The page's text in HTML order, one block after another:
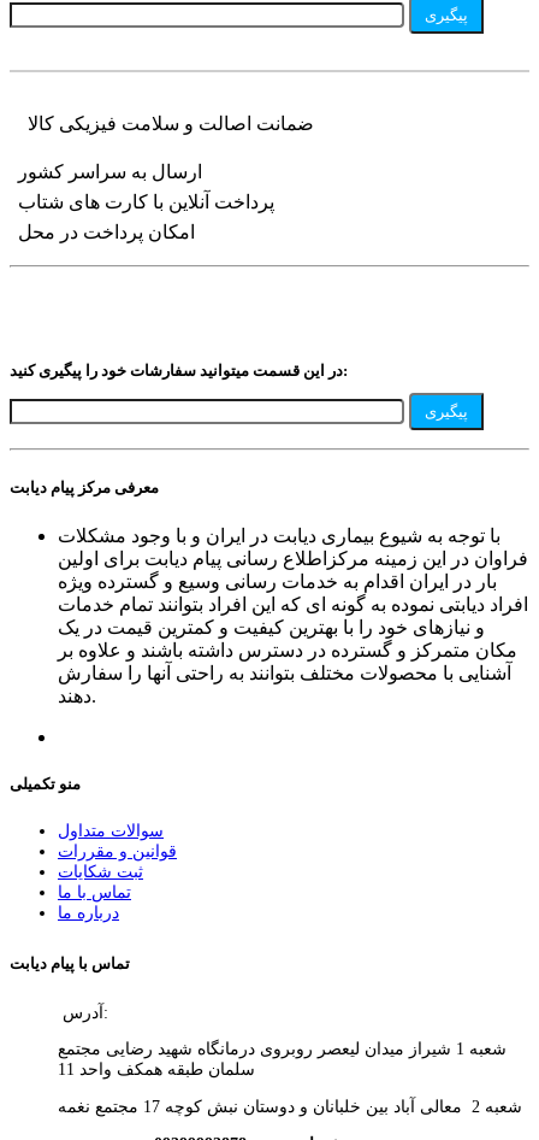
پیگیری
ضمانت اصالت و سلامت فیزیکی کالا
ارسال به سراسر کشور
پرداخت آنلاین با کارت های شتاب
امکان پرداخت در محل
در این قسمت میتوانید سفارشات خود را پیگیری کنید:
پیگیری
با توجه به شیوع بیماری دیابت در ایران و با وجود مشکلات
فراوان در این زمینه مرکزاطلاع رسانی پیام دیابت برای اولین
بار در ایران اقدام به خدمات رسانی وسیع و گسترده ویژه
افراد دیابتی نموده به گونه ای که این افراد بتوانند تمام خدمات
و نیازهای خود را با بهترین کیفیت و کمترین قیمت در یک
مکان متمرکز و گسترده در دسترس داشته باشند و علاوه بر
آشنایی با محصولات مختلف بتوانند به راحتی آنها را سفارش
دهند.
منو تکمیلی
سوالات متداول
قوانین و مقررات
ثبت شکایات
تماس با ما
درباره ما
تماس با پیام دیابت
آدرس:
شعبه 1 شیراز میدان لیعصر روبروی درمانگاه شهید رضایی مجتمع
سلمان طبقه همکف واحد 11
شعبه 2 معالی آباد بین خلبانان و دوستان نبش کوچه 17 مجتمع نغمه